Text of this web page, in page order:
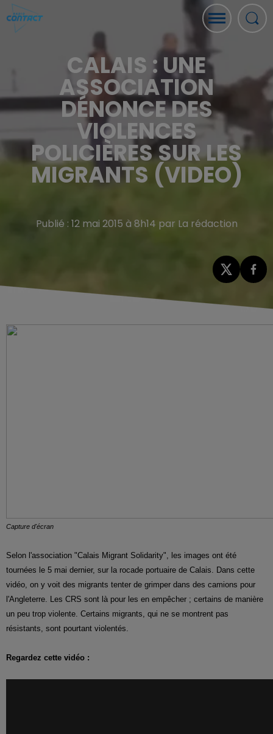
CALAIS : UNE
ASSOCIATION
DÉNONCE DES
VIOLENCES
POLICIÈRES SUR LES
MIGRANTS (VIDEO)
Publié : 12 mai 2015 à 8h14 par La rédaction
Capture d'écran
Selon l'association "Calais Migrant Solidarity", les images ont été
tournées le 5 mai dernier, sur la rocade portuaire de Calais. Dans cette
vidéo, on y voit des migrants tenter de grimper dans des camions pour
l'Angleterre. Les CRS sont là pour les en empêcher ; certains de manière
un peu trop violente. Certains migrants, qui ne se montrent pas
résistants, sont pourtant violentés.
Regardez cette vidéo :